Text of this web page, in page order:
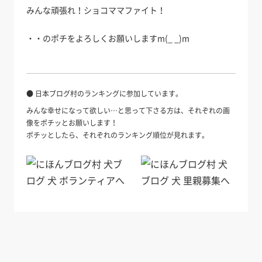
みんな頑張れ！ショコママファイト！
・・のポチをよろしくお願いしますm(_ _)m
● 日本ブログ村のランキングに参加しています。
みんな幸せになって欲しい…と思って下さる方は、それぞれの画
像をポチッとお願いします！
ポチッとしたら、それぞれのランキング順位が見れます。